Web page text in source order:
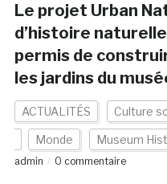
Le projet Urban
d’histoire
permis de
les jardins du
ACTUALITÉS Culture
Monde Museum
admin
0 commentaire